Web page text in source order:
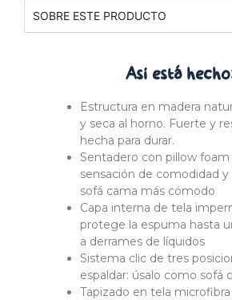
SOBRE ESTE PRODUCTO
Así está
Estructura en madera
y seca al horno. Fuerte y
hecha para durar.
Sentadero con pillow foam
sensación de comodidad y
sofá cama más cómodo
Capa interna de tela
protege la espuma hasta
a derrames de líquidos
Sistema clic de tres
espaldar: úsalo como sofá
Tapizado en tela